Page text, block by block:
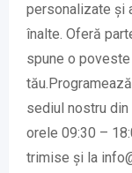
personalizate și
înalte. Oferă
spune o
sediul nostru din
orele 09:30 –
trimise și la